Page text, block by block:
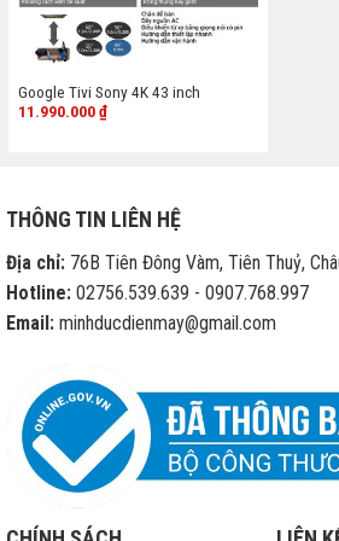
Google Tivi Sony 4K 43 inch
11.990.000₫
THÔNG TIN LIÊN HỆ
Địa chỉ: 76B Tiên Đông Vàm, Tiên Thuỷ,
Hotline: 02756.539.639 - 0907.768.997
Email: minhducdienmay@gmail.com